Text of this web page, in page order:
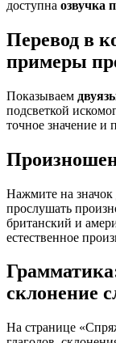
доступна озвучка
Перевод в
примеры
Показываем
подсветкой
точное значение и
Нажмите на
прослушать
британский и
естественное
склонение
На странице